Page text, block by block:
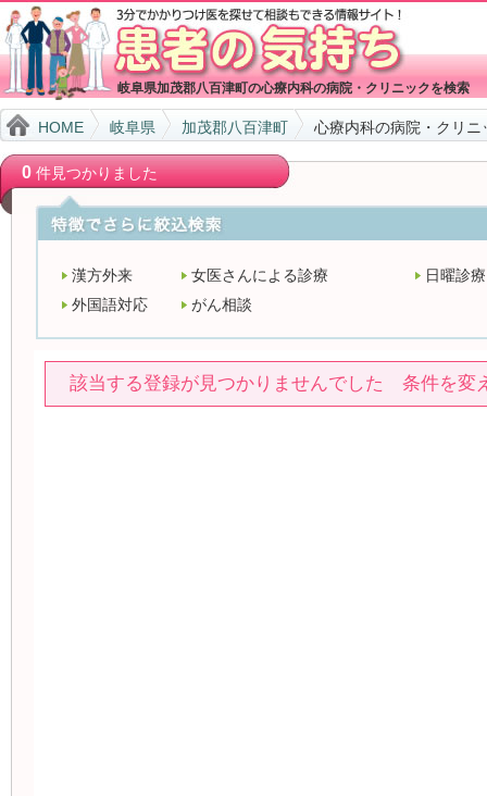
岐阜県加茂郡八百津町の心療内科の病院・クリニックを検索
HOME 岐阜県 加茂郡八百津町 心療内科の病院・クリ
0件見つかりました
漢方外来 女医さんによる診療
日曜診療
外国語対応
がん相談
該当する登録が見つかりませんでした 条件を